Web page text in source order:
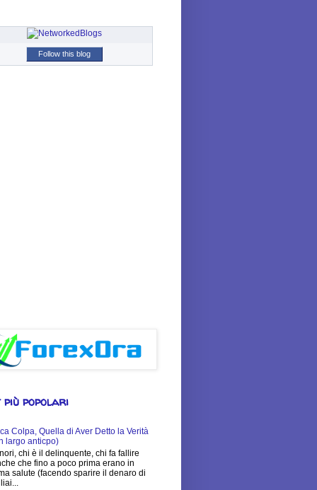
Follow this blog
più popolari
Colpa, Quella di Aver Detto la Verità
largo anticpo)
chi è il delinquente, chi fa fallire
che fino a poco prima erano in
salute (facendo sparire il denaro di